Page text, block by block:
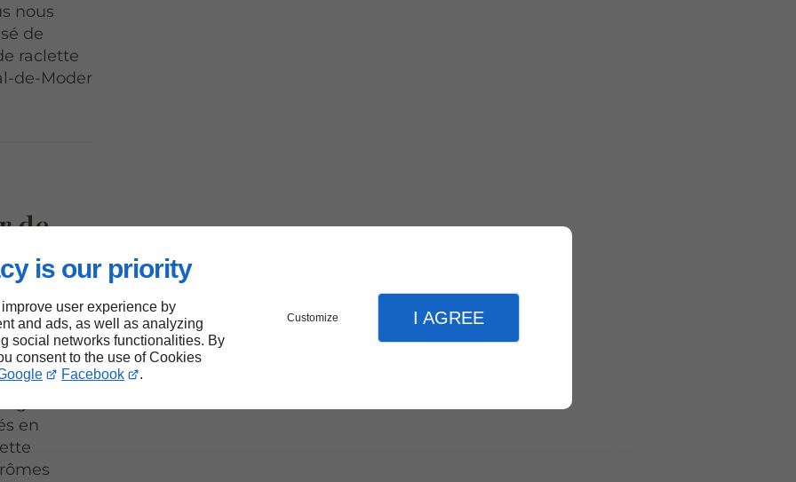
is our priority
user experience by
and ads, as well as analyzing
social networks functionalities. By
consent to the use of Cookies
Facebook .
Customize I AGREE
nous
de
raclette
de-Moder
de
elles,
est
en